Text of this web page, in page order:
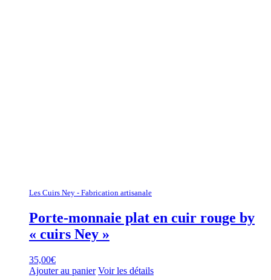
Les Cuirs Ney - Fabrication artisanale
Porte-monnaie plat en cuir rouge by
« cuirs Ney »
35,00€
Ajouter au panier Voir les détails